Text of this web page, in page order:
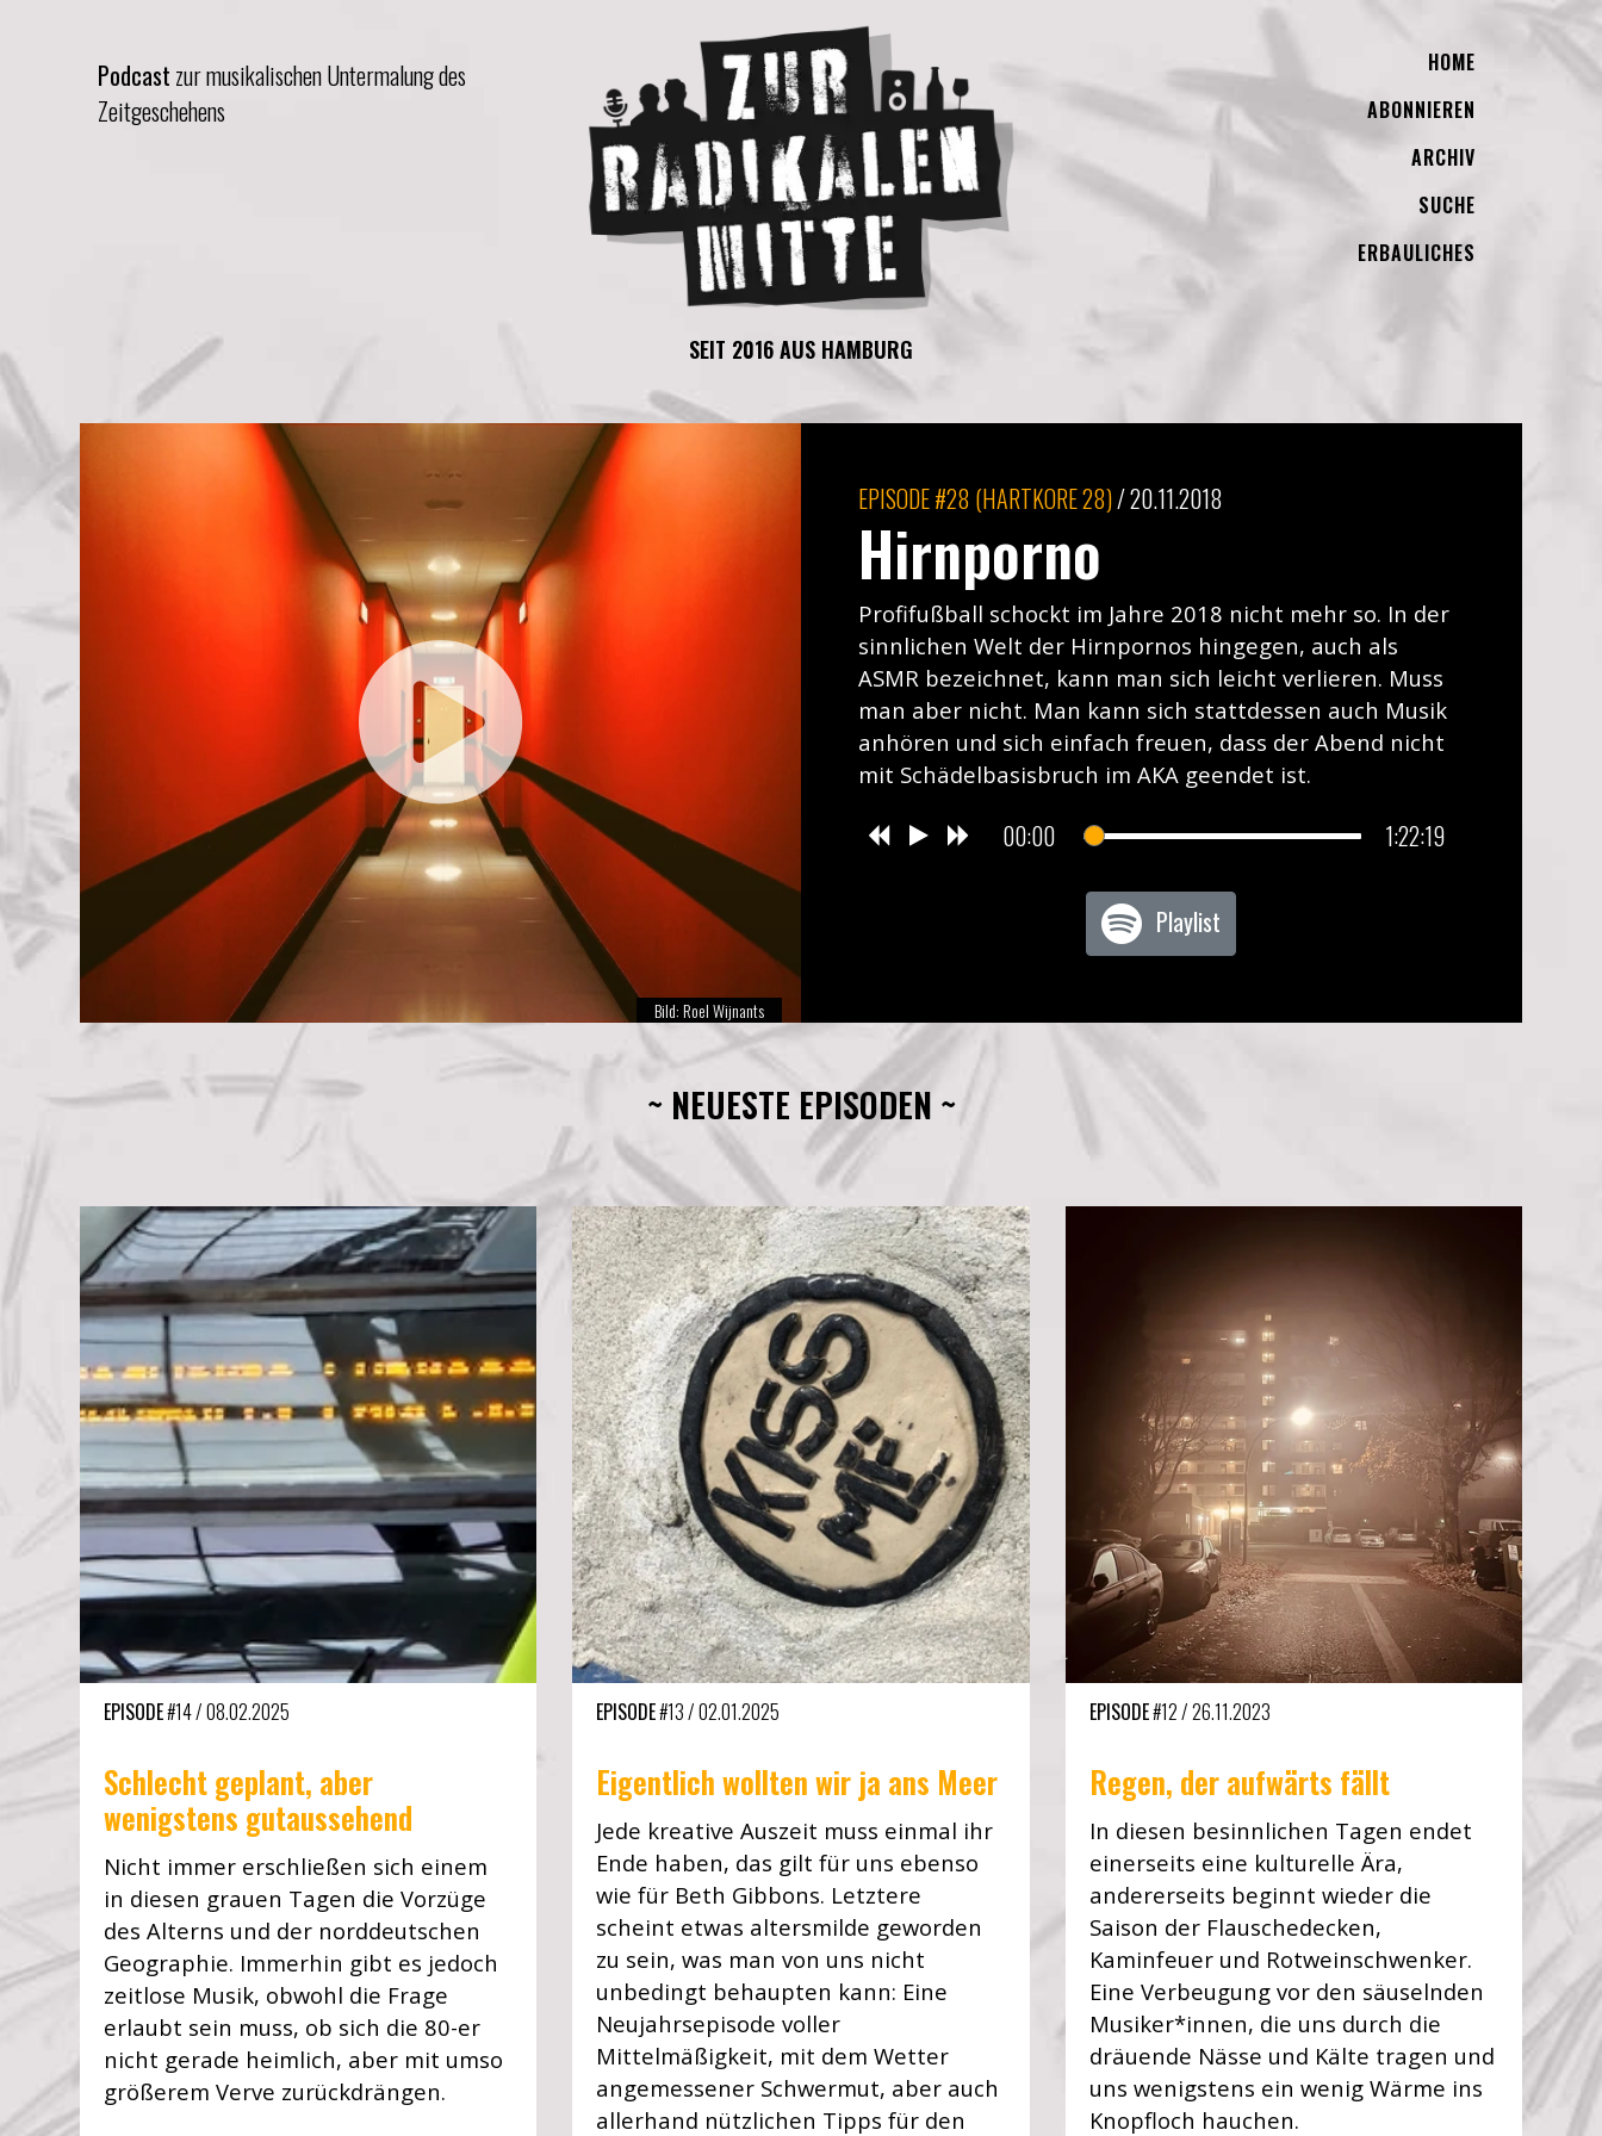
HOME
ABONNIEREN
ARCHIV
SUCHE
ERBAULICHES
SEIT 2016 AUS HAMBURG
Podcast zur musikalischen Untermalung des
Zeitgeschehens
Bild:Roel Wijnants
EPISODE#28 (HARTKORE 28)/20.11.2018
Hirnporno
Profifußball schockt im Jahre 2018 nicht mehr so. In der
sinnlichen Welt der Hirnpornos hingegen, auch als
ASMR bezeichnet, kann man sich leicht verlieren. Muss
man aber nicht. Man kann sich stattdessen auch Musik
anhören und sich einfach freuen, dass der Abend nicht
mit Schädelbasisbruch im AKA geendet ist.
00:00 1:22:19
Playlist
~ NEUESTE EPISODEN ~
EPISODE#14/08.02.2025
Schlecht geplant, aber
wenigstens gutaussehend
Nicht immer erschließen sich einem
in diesen grauen Tagen die Vorzüge
des Alterns und der norddeutschen
Geographie. Immerhin gibt es jedoch
zeitlose Musik, obwohl die Frage
erlaubt sein muss, ob sich die 80-er
nicht gerade heimlich, aber mit umso
größerem Verve zurückdrängen.
EPISODE#13/02.01.2025
Eigentlich wollten wir ja ans Meer
Jede kreative Auszeit muss einmal ihr
Ende haben, das gilt für uns ebenso
wie für Beth Gibbons. Letztere
scheint etwas altersmilde geworden
zu sein, was man von uns nicht
unbedingt behaupten kann: Eine
Neujahrsepisode voller
Mittelmäßigkeit, mit dem Wetter
angemessener Schwermut, aber auch
allerhand nützlichen Tipps für den
EPISODE#12/26.11.2023
Regen, der aufwärts fällt
In diesen besinnlichen Tagen endet
einerseits eine kulturelle Ära,
andererseits beginnt wieder die
Saison der Flauschedecken,
Kaminfeuer und Rotweinschwenker.
Eine Verbeugung vor den säuselnden
Musiker*innen, die uns durch die
dräuende Nässe und Kälte tragen und
uns wenigstens ein wenig Wärme ins
Knopfloch hauchen.